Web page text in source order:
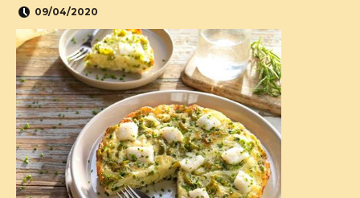
09/04/2020